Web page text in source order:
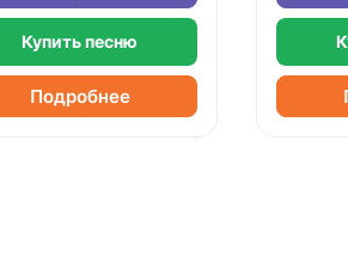
Купить песню
Подробнее